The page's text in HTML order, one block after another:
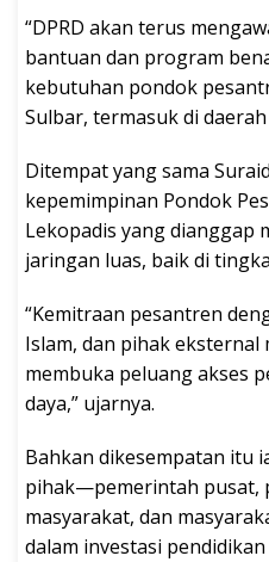
“DPRD akan terus
bantuan dan program
kebutuhan pondok
Sulbar, termasuk di
Ditempat yang sama
kepemimpinan Pondok
Lekopadis yang dianggap
jaringan luas, baik di
“Kemitraan pesantren
Islam, dan pihak
membuka peluang akses
daya,” ujarnya.
Bahkan dikesempatan itu
pihak—pemerintah pusat,
masyarakat, dan
dalam investasi pendidikan